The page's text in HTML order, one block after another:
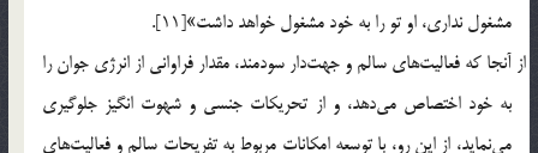
مشغول نداري، او تو را به خود مشغول خواهد داشت»[11].
از آنجا كه فعاليت‎هاي سالم و جهت‎دار سودمند، مقدار فراواني از انرژي جوان را
به خود اختصاص مي‎دهد، و از تحريكات جنسي و شهوت انگيز جلوگيري
مي‎نمايد، از اين رو، با توسعه امكانات مربوط به تفريحات سالم و فعاليت‎هاي